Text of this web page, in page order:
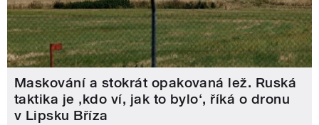
Maskování a stokrát opakovaná lež. Ruská
taktika je ‚kdo ví, jak to bylo‘, říká o dronu
v Lipsku Bříza